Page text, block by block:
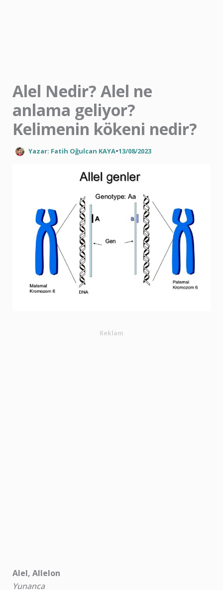
Alel Nedir? Alel ne
anlama geliyor?
Kelimenin kökeni nedir?
Yazar: Fatih Oğulcan KAYA•13/08/2023
Reklam
Alel, Allelon
Yunanca